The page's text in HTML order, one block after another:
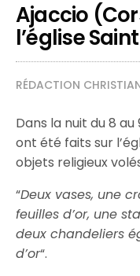
Ajaccio
l’église
RÉDACTION
Dans la nuit du 8
ont été faits sur
objets religieux
“Deux vases, une
feuilles d’or, une
deux chandeliers
d’or“.